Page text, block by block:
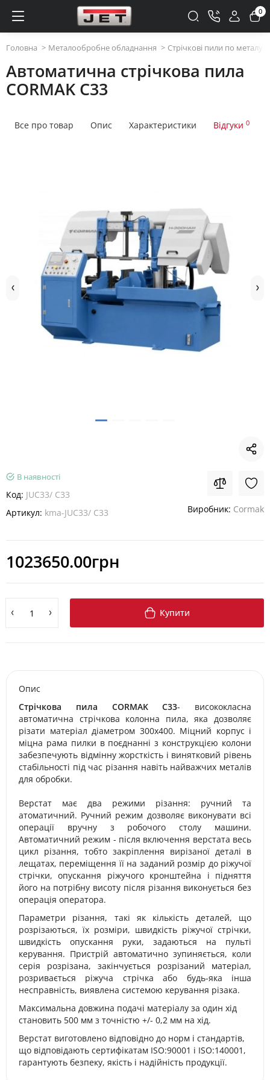
0
Головна Металообробне обладнання Стрічкові пили по металу
Автоматична стрічкова пила
CORMAK C33
Все про товар Опис Характеристики Відгуки 0
В наявності
Код: JUC33/ C33
Артикул: kma-JUC33/ C33 Виробник: Cormak
1023650.00грн
Купити
Опис
Стрічкова пила CORMAKC33- висококласна
автоматична стрічкова колонна пила, яка дозволяє
різати матеріал діаметром 300х400. Міцний корпус і
міцна рама пилки в поєднанні з конструкцією колони
забезпечують відмінну жорсткість і винятковий рівень
стабільності під час різання навіть найважчих металів
для обробки.
Верстат має два режими різання: ручний та
атоматичний. Ручний режим дозволяє виконувати всі
операції вручну з робочого столу машини.
Автоматичний режим - після включення верстата весь
цикл різання, тобто закріплення вирізаної деталі в
лещатах, переміщення її на заданий розмір до ріжучої
стрічки, опускання ріжучого кронштейна і підняття
його на потрібну висоту після різання виконується без
операція оператора.
Параметри різання, такі як кількість деталей, що
розрізаються, їх розміри, швидкість ріжучої стрічки,
швидкість опускання руки, задаються на пульті
керування. Пристрій автоматично зупиняється, коли
серія розрізана, закінчується розрізаний матеріал,
розривається ріжуча стрічка або будь-яка інша
несправність, виявлена ​​системою керування різака.
Максимальна довжина подачі матеріалу за один хід
становить 500 мм з точністю +/- 0,2 мм на хід.
Верстат виготовлено відповідно до норм і стандартів,
що відповідають сертифікатам ISO:90001 і ISO:140001,
гарантують безпеку, якість і надійність продукції.